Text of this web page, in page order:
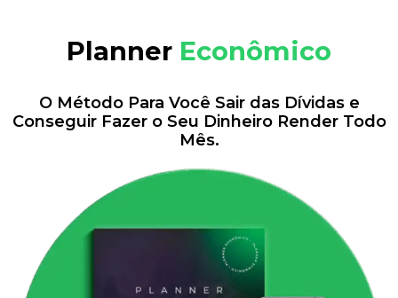
Planner Econômico
O Método Para Você Sair das Dívidas e
Conseguir Fazer o Seu Dinheiro Render Todo
Mês.